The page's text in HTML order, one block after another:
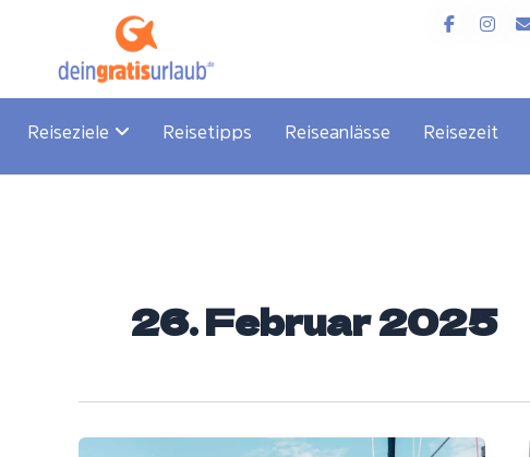
springen
Reiseziele Reisetipps Reiseanlässe Reisezeit
26. Februar 2025